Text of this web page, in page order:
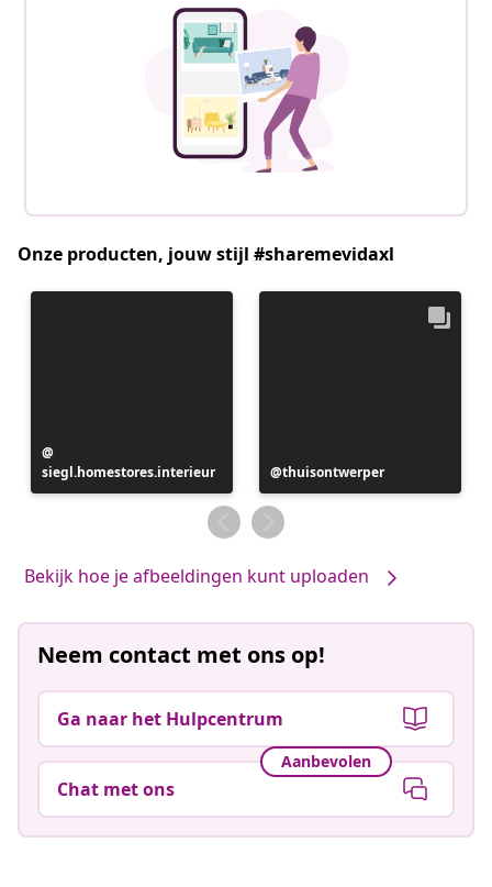
Onze producten, jouw stijl #sharemevidaxl
gepubliceerd
door
siegl.homestores.interieur
Bericht
gepubliceerd
door
thuisontwerper
Bekijk hoe je afbeeldingen kunt uploaden
Neem contact met ons op!
Ga naar het Hulpcentrum
Aanbevolen
Chat met ons